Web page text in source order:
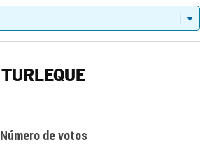
TURLEQUE
Número de votos